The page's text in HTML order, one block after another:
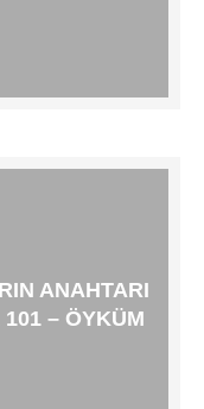
ANAHTARI
– ÖYKÜM